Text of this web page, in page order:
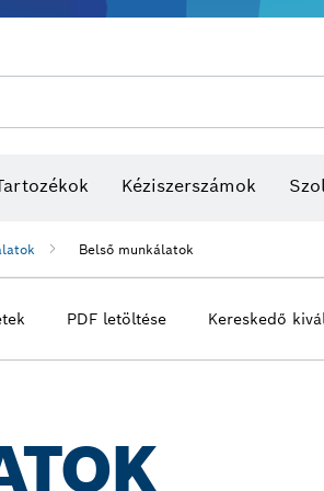
Kéziszerszámok
Belső munkálatok
PDF letöltése Kereskedő